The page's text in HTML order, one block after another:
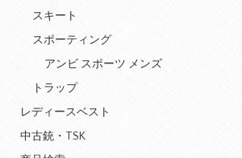
スキート
スポーティング
アンビ スポーツ メンズ
トラップ
レディースベスト
中古銃・TSK